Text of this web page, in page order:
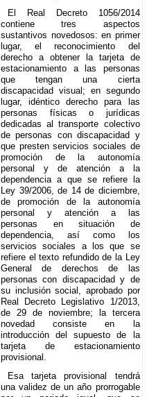
El Real Decreto 1056/2014
contiene tres aspectos
sustantivos novedosos: en primer
lugar, el reconocimiento del
derecho a obtener la tarjeta de
estacionamiento a las personas
que tengan una cierta
discapacidad visual; en segundo
lugar, idéntico derecho para las
personas físicas o jurídicas
dedicadas al transporte colectivo
de personas con discapacidad y
que presten servicios sociales de
promoción de la autonomía
personal y de atención a la
dependencia a que se refiere la
Ley 39/2006, de 14 de diciembre,
de promoción de la autonomía
personal y atención a las
personas en situación de
dependencia, así como los
servicios sociales a los que se
refiere el texto refundido de la Ley
General de derechos de las
personas con discapacidad y de
su inclusión social, aprobado por
Real Decreto Legislativo 1/2013,
de 29 de noviembre; la tercera
novedad consiste en la
introducción del supuesto de la
tarjeta de estacionamiento
provisional.
Esa tarjeta provisional tendrá
una validez de un año prorrogable